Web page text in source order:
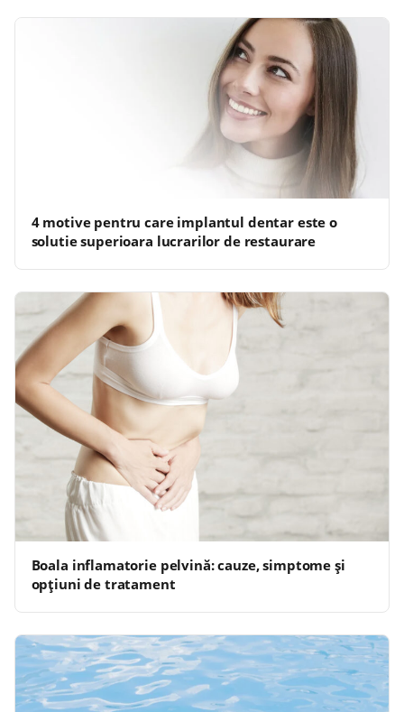
4 motive pentru care implantul dentar este o
solutie superioara lucrarilor de restaurare
Boala inflamatorie pelvină: cauze, simptome și
opțiuni de tratament